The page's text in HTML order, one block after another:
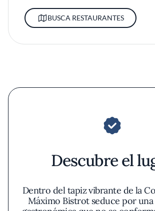
BUSCA RESTAURANTES
Descubre el
Dentro del tapiz vibrante de la
Máximo Bistrot seduce por